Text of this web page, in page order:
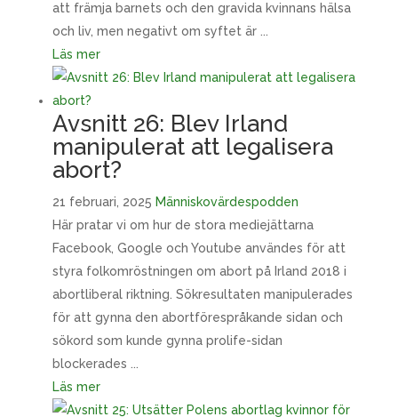
att främja barnets och den gravida kvinnans hälsa
och liv, men negativt om syftet är ...
Läs mer
Avsnitt 26: Blev Irland
manipulerat att legalisera
abort?
21 februari, 2025 Människovärdespodden
Här pratar vi om hur de stora mediejättarna
Facebook, Google och Youtube användes för att
styra folkomröstningen om abort på Irland 2018 i
abortliberal riktning. Sökresultaten manipulerades
för att gynna den abortförespråkande sidan och
sökord som kunde gynna prolife-sidan
blockerades ...
Läs mer